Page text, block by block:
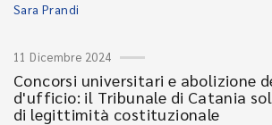
Sara Prandi
11 Dicembre 2024
Concorsi universitari e abolizione
d'ufficio: il Tribunale di Catania
di legittimità costituzionale